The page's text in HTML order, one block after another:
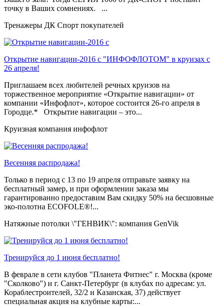
точку в Ваших сомнениях. ...
Тренажеры ДК Спорт покупателей
Открытие навигации-2016 с "ИНФОФЛОТОМ" в круизах с
26 апреля!
Приглашаем всех любителей речных круизов на
торжественное мероприятие «Открытие навигации» от
компании «Инфофлот», которое состоится 26-го апреля в
Городце.* Открытие навигации – это...
Круизная компания инфофлот
Весенняя распродажа!
Только в период c 13 по 19 апреля отправьте заявку на
бесплатный замер, и при оформлении заказа мы
гарантированно предоставим Вам скидку 50% на бесшовные
эко-полотна ECOFOLE®!...
Натяжные потолки \"ГЕНВИК\": компания GenVik
Тренируйся до 1 июня бесплатно!
В феврале в сети клубов "Планета Фитнес" г. Москва (кроме
"Сколково") и г. Санкт-Петербург (в клубах по адресам: ул.
Кораблестроителей, 32/2 и Казанская, 37) действует
специальная акция на клубные карты:...